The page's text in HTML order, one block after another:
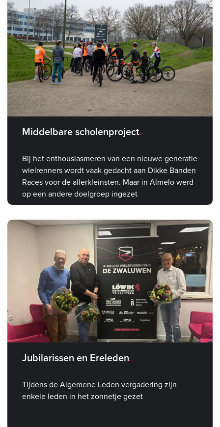
Middelbare scholenproject
Bij het enthousiasmeren van een nieuwe generatie
wielrenners wordt vaak gedacht aan Dikke Banden
Races voor de allerkleinsten. Maar in Almelo werd
op een andere doelgroep ingezet
Jubilarissen en Ereleden
Tijdens de Algemene Leden vergadering zijn
enkele leden in het zonnetje gezet